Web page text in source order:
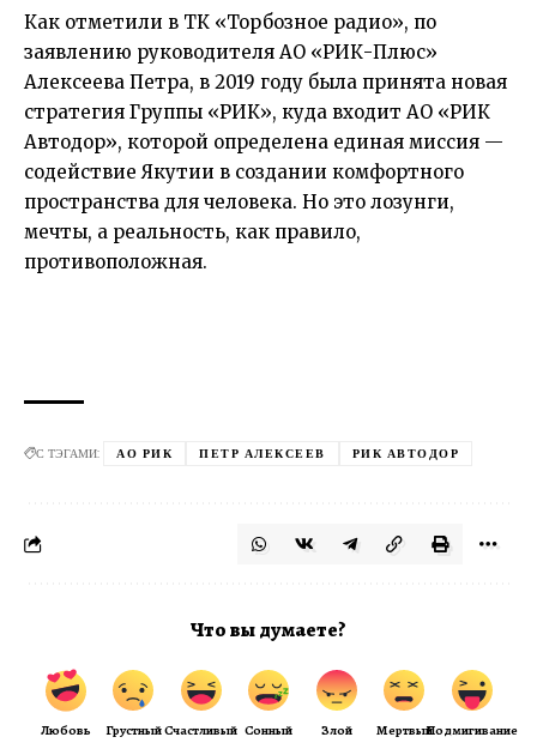
Как отметили в ТК «Торбозное радио», по
заявлению руководителя АО «РИК-Плюс»
Алексеева Петра, в 2019 году была принята новая
стратегия Группы «РИК», куда входит АО «РИК
Автодор», которой определена единая миссия —
содействие Якутии в создании комфортного
пространства для человека. Но это лозунги,
мечты, а реальность, как правило,
противоположная.
С ТЭГАМИ: АО РИК ПЕТР АЛЕКСЕЕВ РИК АВТОДОР
Что вы думаете?
Любовь ГрустныйСчастливый Сонный Злой МертвыйПодмигивание